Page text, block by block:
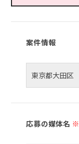
案件情報
応募の媒体名 ※